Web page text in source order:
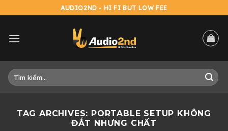
to
AUDIO2ND - HI FI BUT LOW FEE
Tìm
kiếm:
TAG ARCHIVES: PORTABLE SETUP KHÔNG
ĐẮT NHƯNG CHẤT